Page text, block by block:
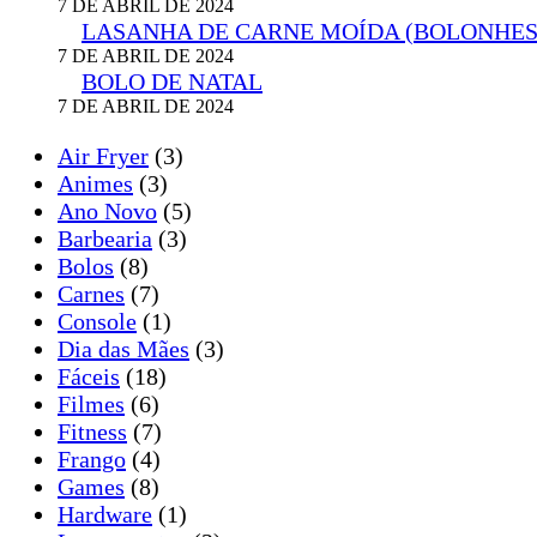
7 DE ABRIL DE 2024
LASANHA DE CARNE MOÍDA
7 DE ABRIL DE 2024
BOLO DE NATAL
7 DE ABRIL DE 2024
Air Fryer (3)
Animes (3)
Ano Novo (5)
Barbearia (3)
Bolos (8)
Carnes (7)
Console (1)
Dia das Mães (3)
Fáceis (18)
Filmes (6)
Fitness (7)
Frango (4)
Games (8)
Hardware (1)